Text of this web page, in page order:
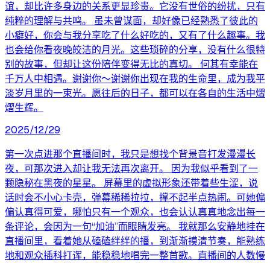
谊，却比许多身边的关系更显珍贵。它没有世俗的纷扰，只有
纯粹的理解与共鸣。 虽未曾谋面，却好像已经熟悉了彼此的
小癖好，你会与我分享吃了什么好吃的，又有了什么趣事。我
也会给你看夜晚皎洁的月光。这些琐碎的分享，没有什么很特
别的故事，但却让这份陪伴变得无比的真切。 何其有幸能在
千万人中相遇。谢谢你～谢谢你出现在我的生命里，成为我平
淡岁月里的一束光。愿往后的日子，都可以在各自的生活中熠
熠生辉。
2025/12/29
第一次点进那个直播间时，我只是想找个背景音打发漫漫长
夜，可那次进入却让我无法再次离开。 因为我似乎看到了一
颗隐秘在黑夜的星星。 屏幕里的虚拟形象还带着些生涩，说
话时会不小心卡壳，弹幕稀稀拉拉，撑不起半点热闹。可她偏
偏认真得可爱，哪怕只有一个观众，也会认认真真地念出每一
条评论，会因为一句“加油”而眼睛发亮。 我就那么安静地挂在
直播间里，看着她从磕磕绊绊的播，到渐渐摸清节奏，能熟练
地和观众插科打诨，能稳稳地唱完一整首歌。直播间的人数慢